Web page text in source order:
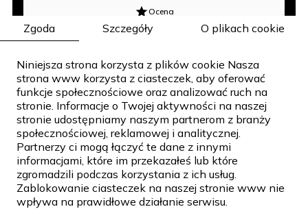
Ocena
5
2
{}
Zgoda Szczegóły O plikach cookie
Niniejsza strona korzysta z plików cookie Nasza
strona www korzysta z ciasteczek, aby oferować
funkcje społecznościowe oraz analizować ruch na
stronie. Informacje o Twojej aktywności na naszej
stronie udostępniamy naszym partnerom z branży
społecznościowej, reklamowej i analitycznej.
Partnerzy ci mogą łączyć te dane z innymi
informacjami, które im przekazałeś lub które
zgromadzili podczas korzystania z ich usług.
Zablokowanie ciasteczek na naszej stronie www nie
wpływa na prawidłowe działanie serwisu.